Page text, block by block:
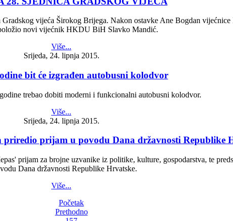
vijeća Širokog Brijega. Nakon ostavke Ane Bogdan
novi vijećnik HKDU BiH Slavko Mandić.
Više...
Srijeda, 24. lipnja 2015.
bit će izgrađen autobusni kolodvor
trebao dobiti moderni i funkcionalni autobusni kolodvor.
Više...
Srijeda, 24. lipnja 2015.
priredio prijam u povodu Dana državnosti Republike
prijam za brojne uzvanike iz politike, kulture, gospodarstva, te
Dana državnosti Republike Hrvatske.
Više...
Početak
Prethodno